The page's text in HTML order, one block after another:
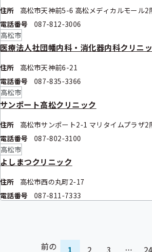
住所
高松市天神前5-6 高松メディカルモール2
電話番号
087-812-3006
高松市
医療法人社団幡内科・消化器内科クリニ
住所
高松市天神前6-21
電話番号
087-835-3366
高松市
サンポート高松クリニック
住所
高松市サンポート2-1 マリタイムプラザ2
電話番号
087-802-3100
高松市
よしまつクリニック
住所
高松市西の丸町2-17
電話番号
087-811-7333
前の
1 2 3 … 24